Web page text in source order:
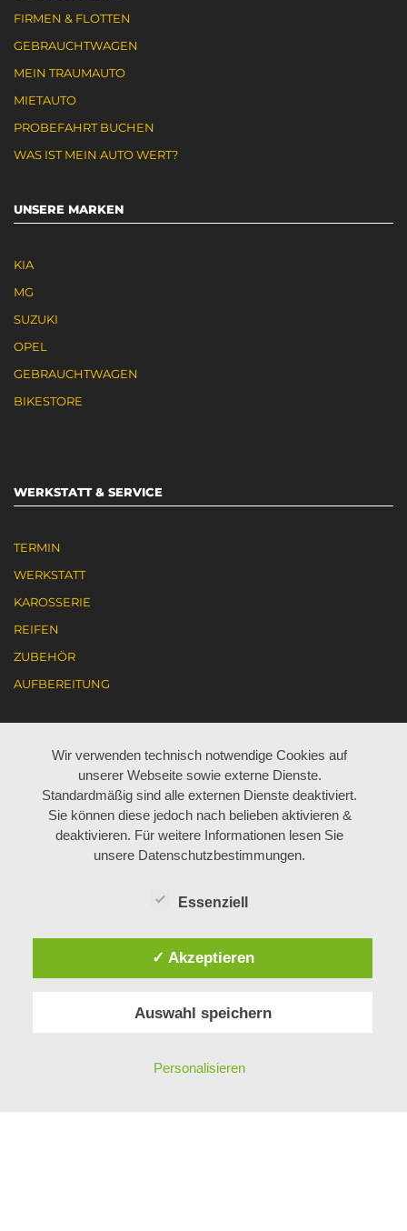
FIRMEN & FLOTTEN
GEBRAUCHTWAGEN
MEIN TRAUMAUTO
MIETAUTO
PROBEFAHRT BUCHEN
WAS IST MEIN AUTO WERT?
UNSERE MARKEN
KIA
MG
SUZUKI
OPEL
GEBRAUCHTWAGEN
BIKESTORE
WERKSTATT & SERVICE
TERMIN
WERKSTATT
KAROSSERIE
REIFEN
ZUBEHÖR
AUFBEREITUNG
AKTUELL JOBANGEBOTE
ARBEITEN BEI BÖHM
Wir verwenden technisch notwendige Cookies auf
unserer Webseite sowie externe Dienste.
Standardmäßig sind alle externen Dienste deaktiviert.
Sie können diese jedoch nach belieben aktivieren &
deaktivieren. Für weitere Informationen lesen Sie
unsere Datenschutzbestimmungen.
Essenziell
✓ Akzeptieren
Auswahl speichern
Personalisieren